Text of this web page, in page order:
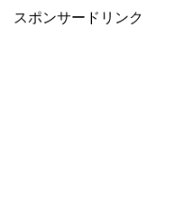
スポンサードリンク